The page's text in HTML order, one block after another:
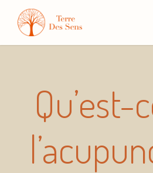
Qu’est-